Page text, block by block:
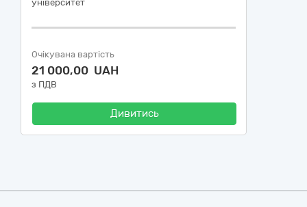
університет
Очікувана вартість
21 000,00 UAH
з ПДВ
Дивитись